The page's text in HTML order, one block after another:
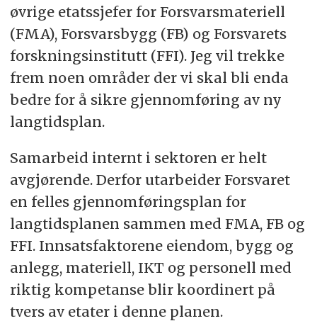
øvrige etatssjefer for Forsvarsmateriell
(FMA), Forsvarsbygg (FB) og Forsvarets
forskningsinstitutt (FFI). Jeg vil trekke
frem noen områder der vi skal bli enda
bedre for å sikre gjennomføring av ny
langtidsplan.
Samarbeid internt i sektoren er helt
avgjørende. Derfor utarbeider Forsvaret
en felles gjennomføringsplan for
langtidsplanen sammen med FMA, FB og
FFI. Innsatsfaktorene eiendom, bygg og
anlegg, materiell, IKT og personell med
riktig kompetanse blir koordinert på
tvers av etater i denne planen.